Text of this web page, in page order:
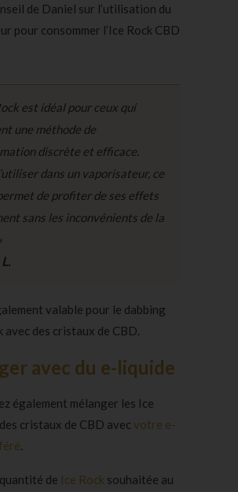
de Daniel sur l’utilisation du
pour consommer l’Ice Rock CBD
est idéal pour ceux qui
une méthode de
discrète et efficace.
dans un vaporisateur, ce
de profiter de ses effets
sans les inconvénients de la
valable pour le dabbing
avec des cristaux de CBD.
avec du e-liquide
également mélanger les Ice
cristaux de CBD avec votre e-
.
de Ice Rock souhaitée au